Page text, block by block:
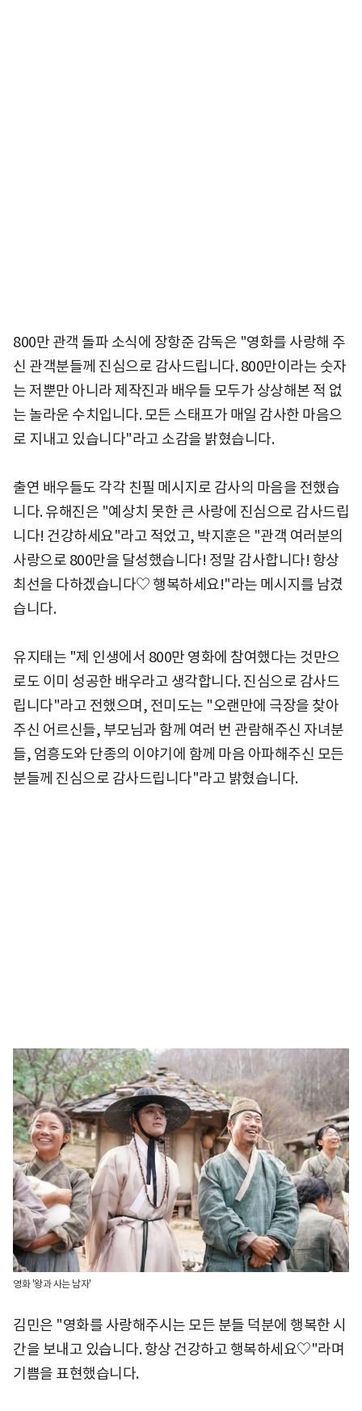
800만 관객 돌파 소식에 장항준 감독은 "영화를 사랑해 주
신 관객분들께 진심으로 감사드립니다. 800만이라는 숫자
는 저뿐만 아니라 제작진과 배우들 모두가 상상해본 적 없
는 놀라운 수치입니다. 모든 스태프가 매일 감사한 마음으
로 지내고 있습니다"라고 소감을 밝혔습니다.
출연 배우들도 각각 친필 메시지로 감사의 마음을 전했습
니다. 유해진은 "예상치 못한 큰 사랑에 진심으로 감사드립
니다! 건강하세요"라고 적었고, 박지훈은 "관객 여러분의
사랑으로 800만을 달성했습니다! 정말 감사합니다! 항상
최선을 다하겠습니다♡ 행복하세요!"라는 메시지를 남겼
습니다.
유지태는 "제 인생에서 800만 영화에 참여했다는 것만으
로도 이미 성공한 배우라고 생각합니다. 진심으로 감사드
립니다"라고 전했으며, 전미도는 "오랜만에 극장을 찾아
주신 어르신들, 부모님과 함께 여러 번 관람해주신 자녀분
들, 엄흥도와 단종의 이야기에 함께 마음 아파해주신 모든
분들께 진심으로 감사드립니다"라고 밝혔습니다.
영화 '왕과 사는 남자'
김민은 "영화를 사랑해주시는 모든 분들 덕분에 행복한 시
간을 보내고 있습니다. 항상 건강하고 행복하세요♡"라며
기쁨을 표현했습니다.